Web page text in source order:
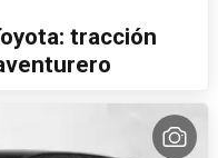
tracción